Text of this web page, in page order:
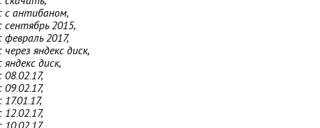
с антибаном,
2015,
2017,
яндекс диск,
диск,